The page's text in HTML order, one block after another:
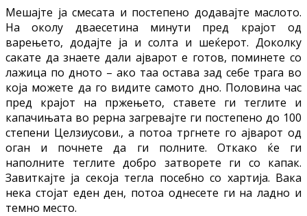
Мешајте ја смесата и постепено додавајте маслото.
На околу дваесетина минути пред крајот од
варењето, додајте ја и солта и шеќерот. Доколку
сакате да знаете дали ајварот е готов, поминете со
лажица по дното – ако таа остава зад себе трага во
која можете да го видите самото дно. Половина час
пред крајот на пржењето, ставете ги теглите и
капачињата во рерна загревајте ги постепено до 100
степени Целзиусови., а потоа тргнете го ајварот од
оган и почнете да ги полните. Откако ќе ги
наполните теглите добро затворете ги со капак.
Завиткајте ја секоја тегла посебно со хартија. Вака
нека стојат еден ден, потоа однесете ги на ладно и
темно место.